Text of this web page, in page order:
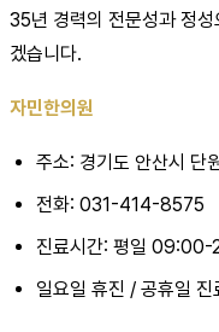
35년 경력의 전문성과 정성
겠습니다.
자민한의원
주소: 경기도 안산시
전화: 031-414-8575
진료시간: 평일
일요일 휴진 / 공휴일